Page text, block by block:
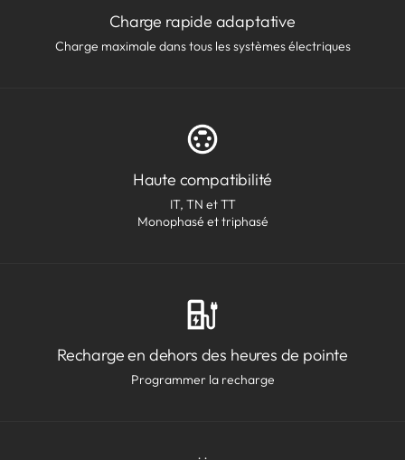
Charge rapide adaptative
Charge maximale dans tous les systèmes électriques
Haute compatibilité
IT, TN et TT
Monophasé et triphasé
Recharge en dehors des heures de pointe
Programmer la recharge